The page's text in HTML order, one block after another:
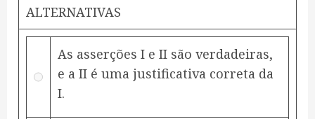
ALTERNATIVAS
As asserções I e II são verdadeiras,
e a II é uma justificativa correta da
I.